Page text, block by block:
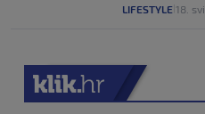
LIFESTYLE 18. svi.